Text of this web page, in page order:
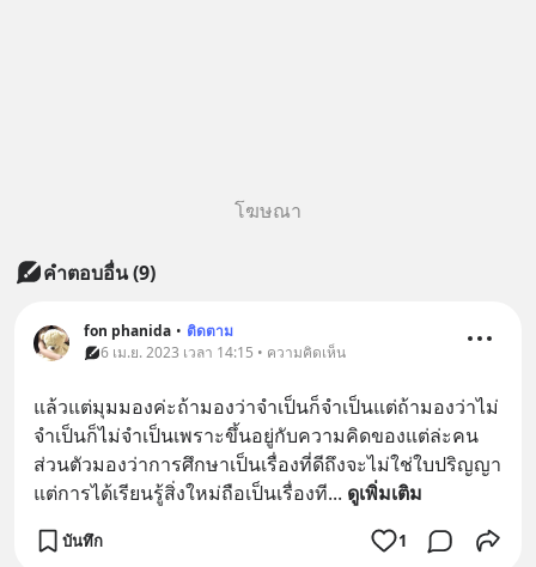
โฆษณา
คำตอบอื่น(9)
fon phanida • ติดตาม
6 เม.ย. 2023 เวลา 14:15 • ความคิดเห็น
แล้วแต่มุมมองค่ะถ้ามองว่าจำเป็นก็จำเป็นแต่ถ้ามองว่าไม่
จำเป็นก็ไม่จำเป็นเพราะขึ้นอยู่กับความคิดของแต่ล่ะคน
ส่วนตัวมองว่าการศึกษาเป็นเรื่องที่ดีถึงจะไม่ใช่ใบปริญญา
แต่การได้เรียนรู้สิ่งใหม่ถือเป็นเรื่องที... ดูเพิ่มเติม
บันทึก 1